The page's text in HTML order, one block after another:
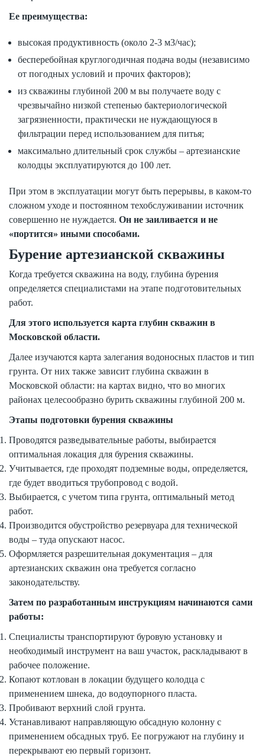
Ее преимущества:
высокая продуктивность (около 2-3 м3/час);
бесперебойная круглогодичная подача воды (независимо
от погодных условий и прочих факторов);
из скважины глубиной 200 м вы получаете воду с
чрезвычайно низкой степенью бактериологической
загрязненности, практически не нуждающуюся в
фильтрации перед использованием для питья;
максимально длительный срок службы – артезианские
колодцы эксплуатируются до 100 лет.
При этом в эксплуатации могут быть перерывы, в каком-то
сложном уходе и постоянном техобслуживании источник
совершенно не нуждается. Он не заиливается и не
«портится» иными способами.
Бурение артезианской скважины
Когда требуется скважина на воду, глубина бурения
определяется специалистами на этапе подготовительных
работ.
Для этого используется карта глубин скважин в
Московской области.
Далее изучаются карта залегания водоносных пластов и тип
грунта. От них также зависит глубина скважин в
Московской области: на картах видно, что во многих
районах целесообразно бурить скважины глубиной 200 м.
Этапы подготовки бурения скважины
Проводятся разведывательные работы, выбирается
оптимальная локация для бурения скважины.
Учитывается, где проходят подземные воды, определяется,
где будет вводиться трубопровод с водой.
Выбирается, с учетом типа грунта, оптимальный метод
работ.
Производится обустройство резервуара для технической
воды – туда опускают насос.
Оформляется разрешительная документация – для
артезианских скважин она требуется согласно
законодательству.
Затем по разработанным инструкциям начинаются сами
работы:
Специалисты транспортируют буровую установку и
необходимый инструмент на ваш участок, раскладывают в
рабочее положение.
Копают котлован в локации будущего колодца с
применением шнека, до водоупорного пласта.
Пробивают верхний слой грунта.
Устанавливают направляющую обсадную колонну с
применением обсадных труб. Ее погружают на глубину и
перекрывают ею первый горизонт.